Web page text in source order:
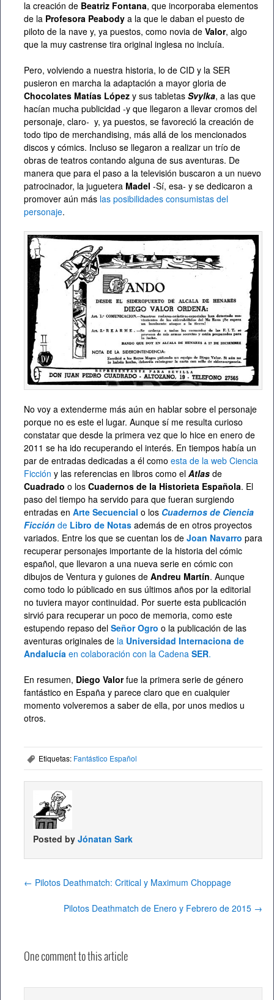
la creación de Beatriz Fontana, que incorporaba elementos
de la Profesora Peabody a la que le daban el puesto de
piloto de la nave y, ya puestos, como novia de Valor, algo
que la muy castrense tira original inglesa no incluía.
Pero, volviendo a nuestra historia, lo de CID y la SER
pusieron en marcha la adaptación a mayor gloria de
Chocolates Matías López y sus tabletas Svylka, a las que
hacían mucha publicidad -y que llegaron a llevar cromos del
personaje, claro- y, ya puestos, se favoreció la creación de
todo tipo de merchandising, más allá de los mencionados
discos y cómics. Incluso se llegaron a realizar un trío de
obras de teatros contando alguna de sus aventuras. De
manera que para el paso a la televisión buscaron a un nuevo
patrocinador, la juguetera Madel -Sí, esa- y se dedicaron a
promover aún más las posibilidades consumistas del
personaje.
No voy a extenderme más aún en hablar sobre el personaje
porque no es este el lugar. Aunque sí me resulta curioso
constatar que desde la primera vez que lo hice en enero de
2011 se ha ido recuperando el interés. En tiempos había un
par de entradas dedicadas a él como esta de la web Ciencia
Ficción y las referencias en libros como el Atlas de
Cuadrado o los Cuadernos de la Historieta Española. El
paso del tiempo ha servido para que fueran surgiendo
entradas en Arte Secuencial o los Cuadernos de Ciencia
Ficción de Libro de Notas además de en otros proyectos
variados. Entre los que se cuentan los de Joan Navarro para
recuperar personajes importante de la historia del cómic
español, que llevaron a una nueva serie en cómic con
dibujos de Ventura y guiones de Andreu Martín. Aunque
como todo lo públicado en sus últimos años por la editorial
no tuviera mayor continuidad. Por suerte esta publicación
sirvió para recuperar un poco de memoria, como este
estupendo repaso del Señor Ogro o la publicación de las
aventuras originales de la Universidad Internaciona de
Andalucía en colaboración con la Cadena SER.
En resumen, Diego Valorfue la primera serie de género
fantástico en España y parece claro que en cualquier
momento volveremos a saber de ella, por unos medios u
otros.
, Etiquetas: Fantástico Español
Posted by Jónatan Sark
← Pilotos Deathmatch: Critical y Maximum Choppage
Pilotos Deathmatch de Enero y Febrero de 2015 →
One comment to this article